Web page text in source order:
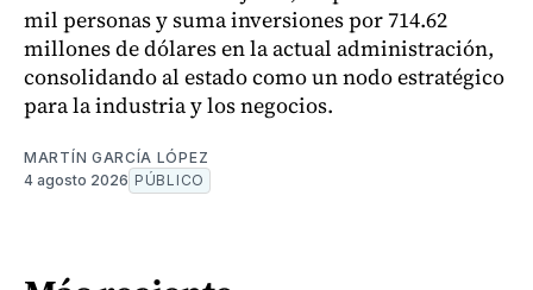
mil personas y suma inversiones por 714.62
millones de dólares en la actual administración,
consolidando al estado como un nodo estratégico
para la industria y los negocios.
MARTÍN GARCÍA LÓPEZ
4 agosto 2026 PÚBLICO